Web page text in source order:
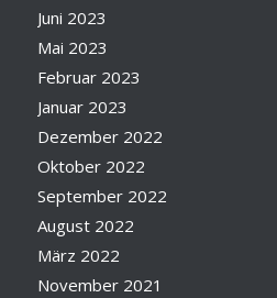
Juni 2023
Mai 2023
Februar 2023
Januar 2023
Dezember 2022
Oktober 2022
September 2022
August 2022
März 2022
November 2021